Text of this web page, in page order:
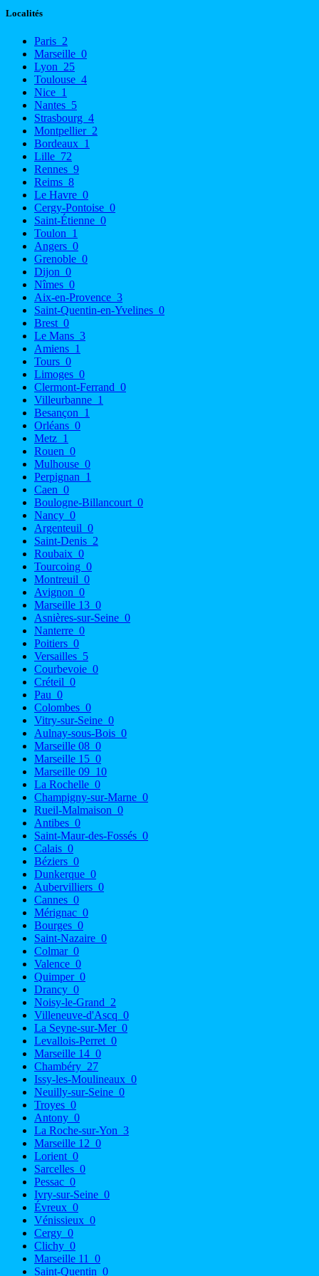
Localités
Paris 2
Marseille 0
Lyon 25
Toulouse 4
Nice 1
Nantes 5
Strasbourg 4
Montpellier 2
Bordeaux 1
Lille 72
Rennes 9
Reims 8
Le Havre 0
Cergy-Pontoise 0
Saint-Étienne 0
Toulon 1
Angers 0
Grenoble 0
Dijon 0
Nîmes 0
Aix-en-Provence 3
Saint-Quentin-en-Yvelines 0
Brest 0
Le Mans 3
Amiens 1
Tours 0
Limoges 0
Clermont-Ferrand 0
Villeurbanne 1
Besançon 1
Orléans 0
Metz 1
Rouen 0
Mulhouse 0
Perpignan 1
Caen 0
Boulogne-Billancourt 0
Nancy 0
Argenteuil 0
Saint-Denis 2
Roubaix 0
Tourcoing 0
Montreuil 0
Avignon 0
Marseille 13 0
Asnières-sur-Seine 0
Nanterre 0
Poitiers 0
Versailles 5
Courbevoie 0
Créteil 0
Pau 0
Colombes 0
Vitry-sur-Seine 0
Aulnay-sous-Bois 0
Marseille 08 0
Marseille 15 0
Marseille 09 10
La Rochelle 0
Champigny-sur-Marne 0
Rueil-Malmaison 0
Antibes 0
Saint-Maur-des-Fossés 0
Calais 0
Béziers 0
Dunkerque 0
Aubervilliers 0
Cannes 0
Mérignac 0
Bourges 0
Saint-Nazaire 0
Colmar 0
Valence 0
Quimper 0
Drancy 0
Noisy-le-Grand 2
Villeneuve-d'Ascq 0
La Seyne-sur-Mer 0
Levallois-Perret 0
Marseille 14 0
Chambéry 27
Issy-les-Moulineaux 0
Neuilly-sur-Seine 0
Troyes 0
Antony 0
La Roche-sur-Yon 3
Marseille 12 0
Lorient 0
Sarcelles 0
Pessac 0
Ivry-sur-Seine 0
Évreux 0
Vénissieux 0
Cergy 0
Clichy 0
Marseille 11
0
Saint-Quentin 0